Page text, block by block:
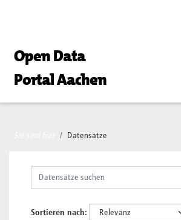
Open Data
Portal Aachen
Datensätze
Sortieren nach